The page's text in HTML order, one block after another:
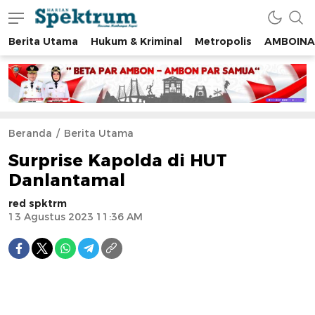
spektrumonline.com
Berita Utama Hukum & Kriminal Metropolis AMBOINA
Beranda Berita Utama
Surprise Kapolda di HUT
Danlantamal
red spktrm
13 Agustus 2023 11:36 AM